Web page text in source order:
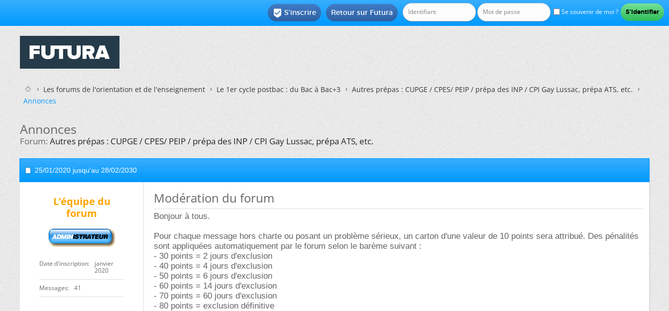
Se souvenir de moi ?
Retour sur Futura
 S'inscrire
Les forums de l'orientation et de l'enseignement Le 1er cycle postbac : du Bac à Bac+3
Autres prépas : CUPGE / CPES/ PEIP / prépa des INP / CPI Gay Lussac, prépa ATS, etc.
Annonces
Annonces
Forum:Autres prépas : CUPGE / CPES/ PEIP / prépa des INP / CPI Gay Lussac, prépa ATS, etc.
25/01/2020 jusqu'au 28/02/2030
L’équipe du
forum
Date d'inscription
janvier
2020
Messages 41
Modération du forum
Bonjour à tous.
Pour chaque message hors charte ou posant un problème sérieux, un carton d'une valeur de 10 points sera attribué. Des pénalités
sont appliquées automatiquement par le forum selon le barème suivant :
- 30 points = 2 jours d'exclusion
- 40 points = 4 jours d'exclusion
- 50 points = 6 jours d'exclusion
- 60 points = 14 jours d'exclusion
- 70 points = 60 jours d'exclusion
- 80 points = exclusion définitive